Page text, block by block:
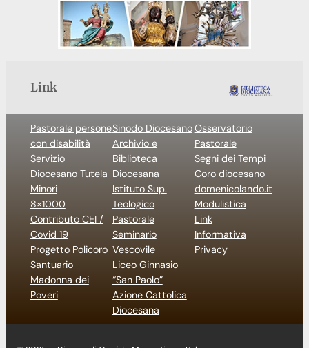
Link
Pastorale persone
con disabilità
Servizio
Diocesano Tutela
Minori
8×1000
Contributo CEI /
Covid 19
Progetto Policoro
Santuario
Madonna dei
Poveri
Sinodo Diocesano
Archivio e
Biblioteca
Diocesana
Istituto Sup.
Teologico
Pastorale
Seminario
Vescovile
Liceo Ginnasio
“San Paolo”
Azione Cattolica
Diocesana
Osservatorio
Pastorale
Segni dei Tempi
Coro diocesano
domenicolando.it
Modulistica
Link
Informativa
Privacy